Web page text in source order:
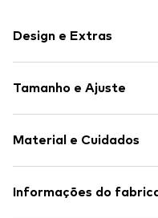
Design e Extras
Algodão
Colarinho de Kent
Gola de alfaiate
Artigo n º.
Tamanho e Ajuste
Ajuste: Comfort Fit
Material e Cuidados
Material superior: 100%
Informações do